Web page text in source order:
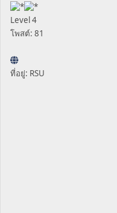
Level 4
โพสต์: 81
ที่อยู่: RSU